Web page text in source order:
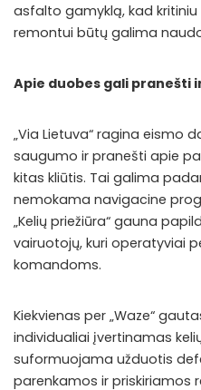
asfalto gamyklą, kad
remontui būtų galima
Apie duobes gali pranešti
„Via Lietuva“ ragina eismo
saugumo ir pranešti apie
kitas kliūtis. Tai galima
nemokama navigacine
„Kelių priežiūra“ gauna
vairuotojų, kuri operatyviai
komandoms.
Kiekvienas per „Waze“
individualiai įvertinamas
suformuojama užduotis
parenkamos ir priskiriamos